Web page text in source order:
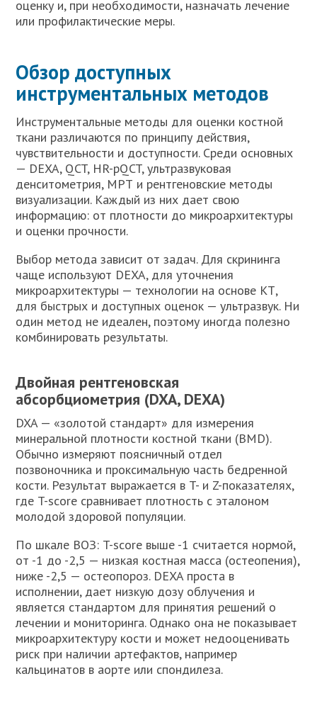
оценку и, при необходимости, назначать лечение
или профилактические меры.
Обзор доступных
инструментальных методов
Инструментальные методы для оценки костной
ткани различаются по принципу действия,
чувствительности и доступности. Среди основных
— DEXA, QCT, HR-pQCT, ультразвуковая
денситометрия, МРТ и рентгеновские методы
визуализации. Каждый из них дает свою
информацию: от плотности до микроархитектуры
и оценки прочности.
Выбор метода зависит от задач. Для скрининга
чаще используют DEXA, для уточнения
микроархитектуры — технологии на основе КТ,
для быстрых и доступных оценок — ультразвук. Ни
один метод не идеален, поэтому иногда полезно
комбинировать результаты.
Двойная рентгеновская
абсорбциометрия (DXA, DEXA)
DXA — «золотой стандарт» для измерения
минеральной плотности костной ткани (BMD).
Обычно измеряют поясничный отдел
позвоночника и проксимальную часть бедренной
кости. Результат выражается в T- и Z-показателях,
где T-score сравнивает плотность с эталоном
молодой здоровой популяции.
По шкале ВОЗ: T-score выше -1 считается нормой,
от -1 до -2,5 — низкая костная масса (остеопения),
ниже -2,5 — остеопороз. DEXA проста в
исполнении, дает низкую дозу облучения и
является стандартом для принятия решений о
лечении и мониторинга. Однако она не показывает
микроархитектуру кости и может недооценивать
риск при наличии артефактов, например
кальцинатов в аорте или спондилеза.